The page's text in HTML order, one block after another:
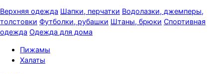
Верхняя одежда Шапки, перчатки Водолазки, джемперы,
толстовки Футболки, рубашки Штаны, брюки Спортивная
одежда Одежда для дома
Пижамы
Халаты